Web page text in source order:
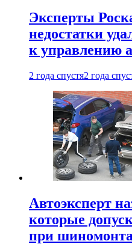
Эксперты
недостатки
к управлению
2 года спустя2 года
Автоэксперт
которые
при